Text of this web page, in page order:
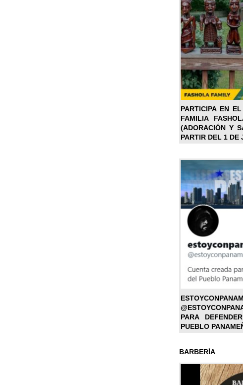
PARTICIPA EN
FAMILIA
(ADORACIÓN Y
PARTIR DEL 1 DE
PARA
PUEBLO
BARBERÍA